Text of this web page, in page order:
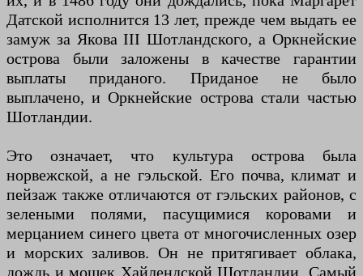
Датской исполнится 13 лет, прежде чем выдать ее
замуж за Якова III Шотландского, а Оркнейские
острова были заложены в качестве гарантии
выплаты приданого. Приданое не было
выплачено, и Оркнейские острова стали частью
Шотландии.
Это означает, что культура острова была
норвежской, а не гэльской. Его почва, климат и
пейзаж также отличаются от гэльских районов, с
зелеными полями, пасущимися коровами и
мерцанием синего цвета от многочисленных озер
и морских заливов. Он не притягивает облака,
дождь и мошек Хайлендской Шотландии. Самый